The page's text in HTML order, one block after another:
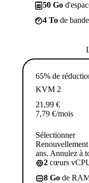
50 Go
4 To de
65% de
KVM 2
21,99 €
7,79 €/mois
Sélectionner
ans. Annulez à
2 cœurs
8 Go de